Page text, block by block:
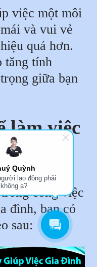
việc một môi
và vui vẻ
quả hơn.
tăng tính
giữa bạn
làm việc
công việc
đình, bạn có
sau:
Quỳnh
lao động phải
không ạ?